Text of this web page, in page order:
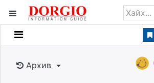
Мэдээллийн
Банк санхүү
Архив